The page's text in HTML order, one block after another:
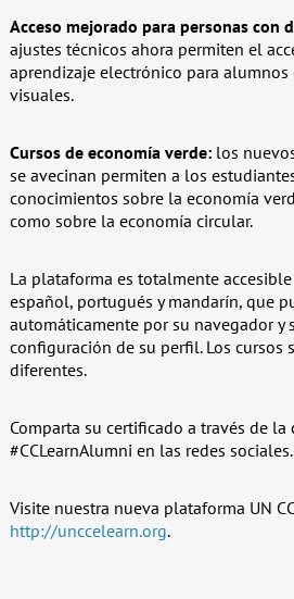
Acceso mejorado para personas con
ajustes técnicos ahora permiten el
aprendizaje electrónico para alumnos
visuales.
Cursos de economía verde:los
se avecinan permiten a los
conocimientos sobre la economía
como sobre la economía circular.
La plataforma es totalmente
español, portugués y mandarín, que
automáticamente por su navegador y
configuración de su perfil. Los cursos
diferentes.
Comparta su certificado a través de la
#CCLearnAlumni en las redes sociales.
Visite nuestra nueva plataforma UN
http://unccelearn.org.